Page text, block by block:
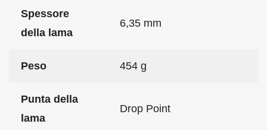
Spessore
della lama
6,35 mm
Peso 454 g
Punta della
lama
Drop Point